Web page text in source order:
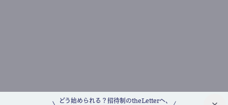
どう始められる？招待制のtheLetterへ、